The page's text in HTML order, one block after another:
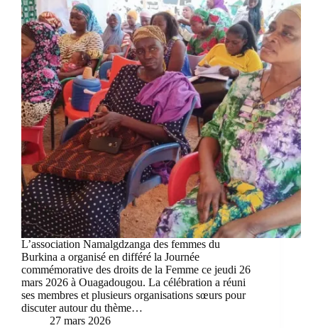
L’association Namalgdzanga des femmes du
Burkina a organisé en différé la Journée
commémorative des droits de la Femme ce jeudi 26
mars 2026 à Ouagadougou. La célébration a réuni
ses membres et plusieurs organisations sœurs pour
discuter autour du thème…
27 mars 2026